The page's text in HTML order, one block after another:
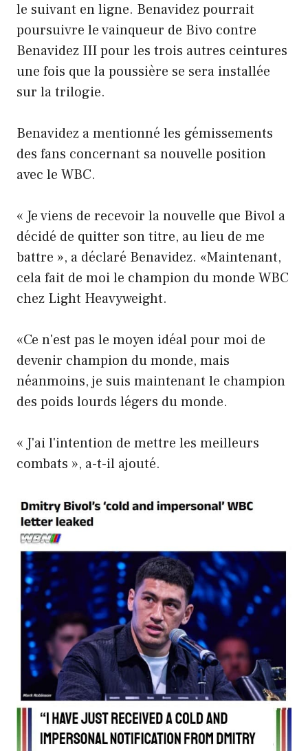
le suivant en ligne. Benavidez pourrait
poursuivre le vainqueur de Bivo contre
Benavidez III pour les trois autres ceintures
une fois que la poussière se sera installée
sur la trilogie.
Benavidez a mentionné les gémissements
des fans concernant sa nouvelle position
avec le WBC.
« Je viens de recevoir la nouvelle que Bivol a
décidé de quitter son titre, au lieu de me
battre », a déclaré Benavidez. «Maintenant,
cela fait de moi le champion du monde WBC
chez Light Heavyweight.
«Ce n'est pas le moyen idéal pour moi de
devenir champion du monde, mais
néanmoins, je suis maintenant le champion
des poids lourds légers du monde.
« J'ai l'intention de mettre les meilleurs
combats », a-t-il ajouté.